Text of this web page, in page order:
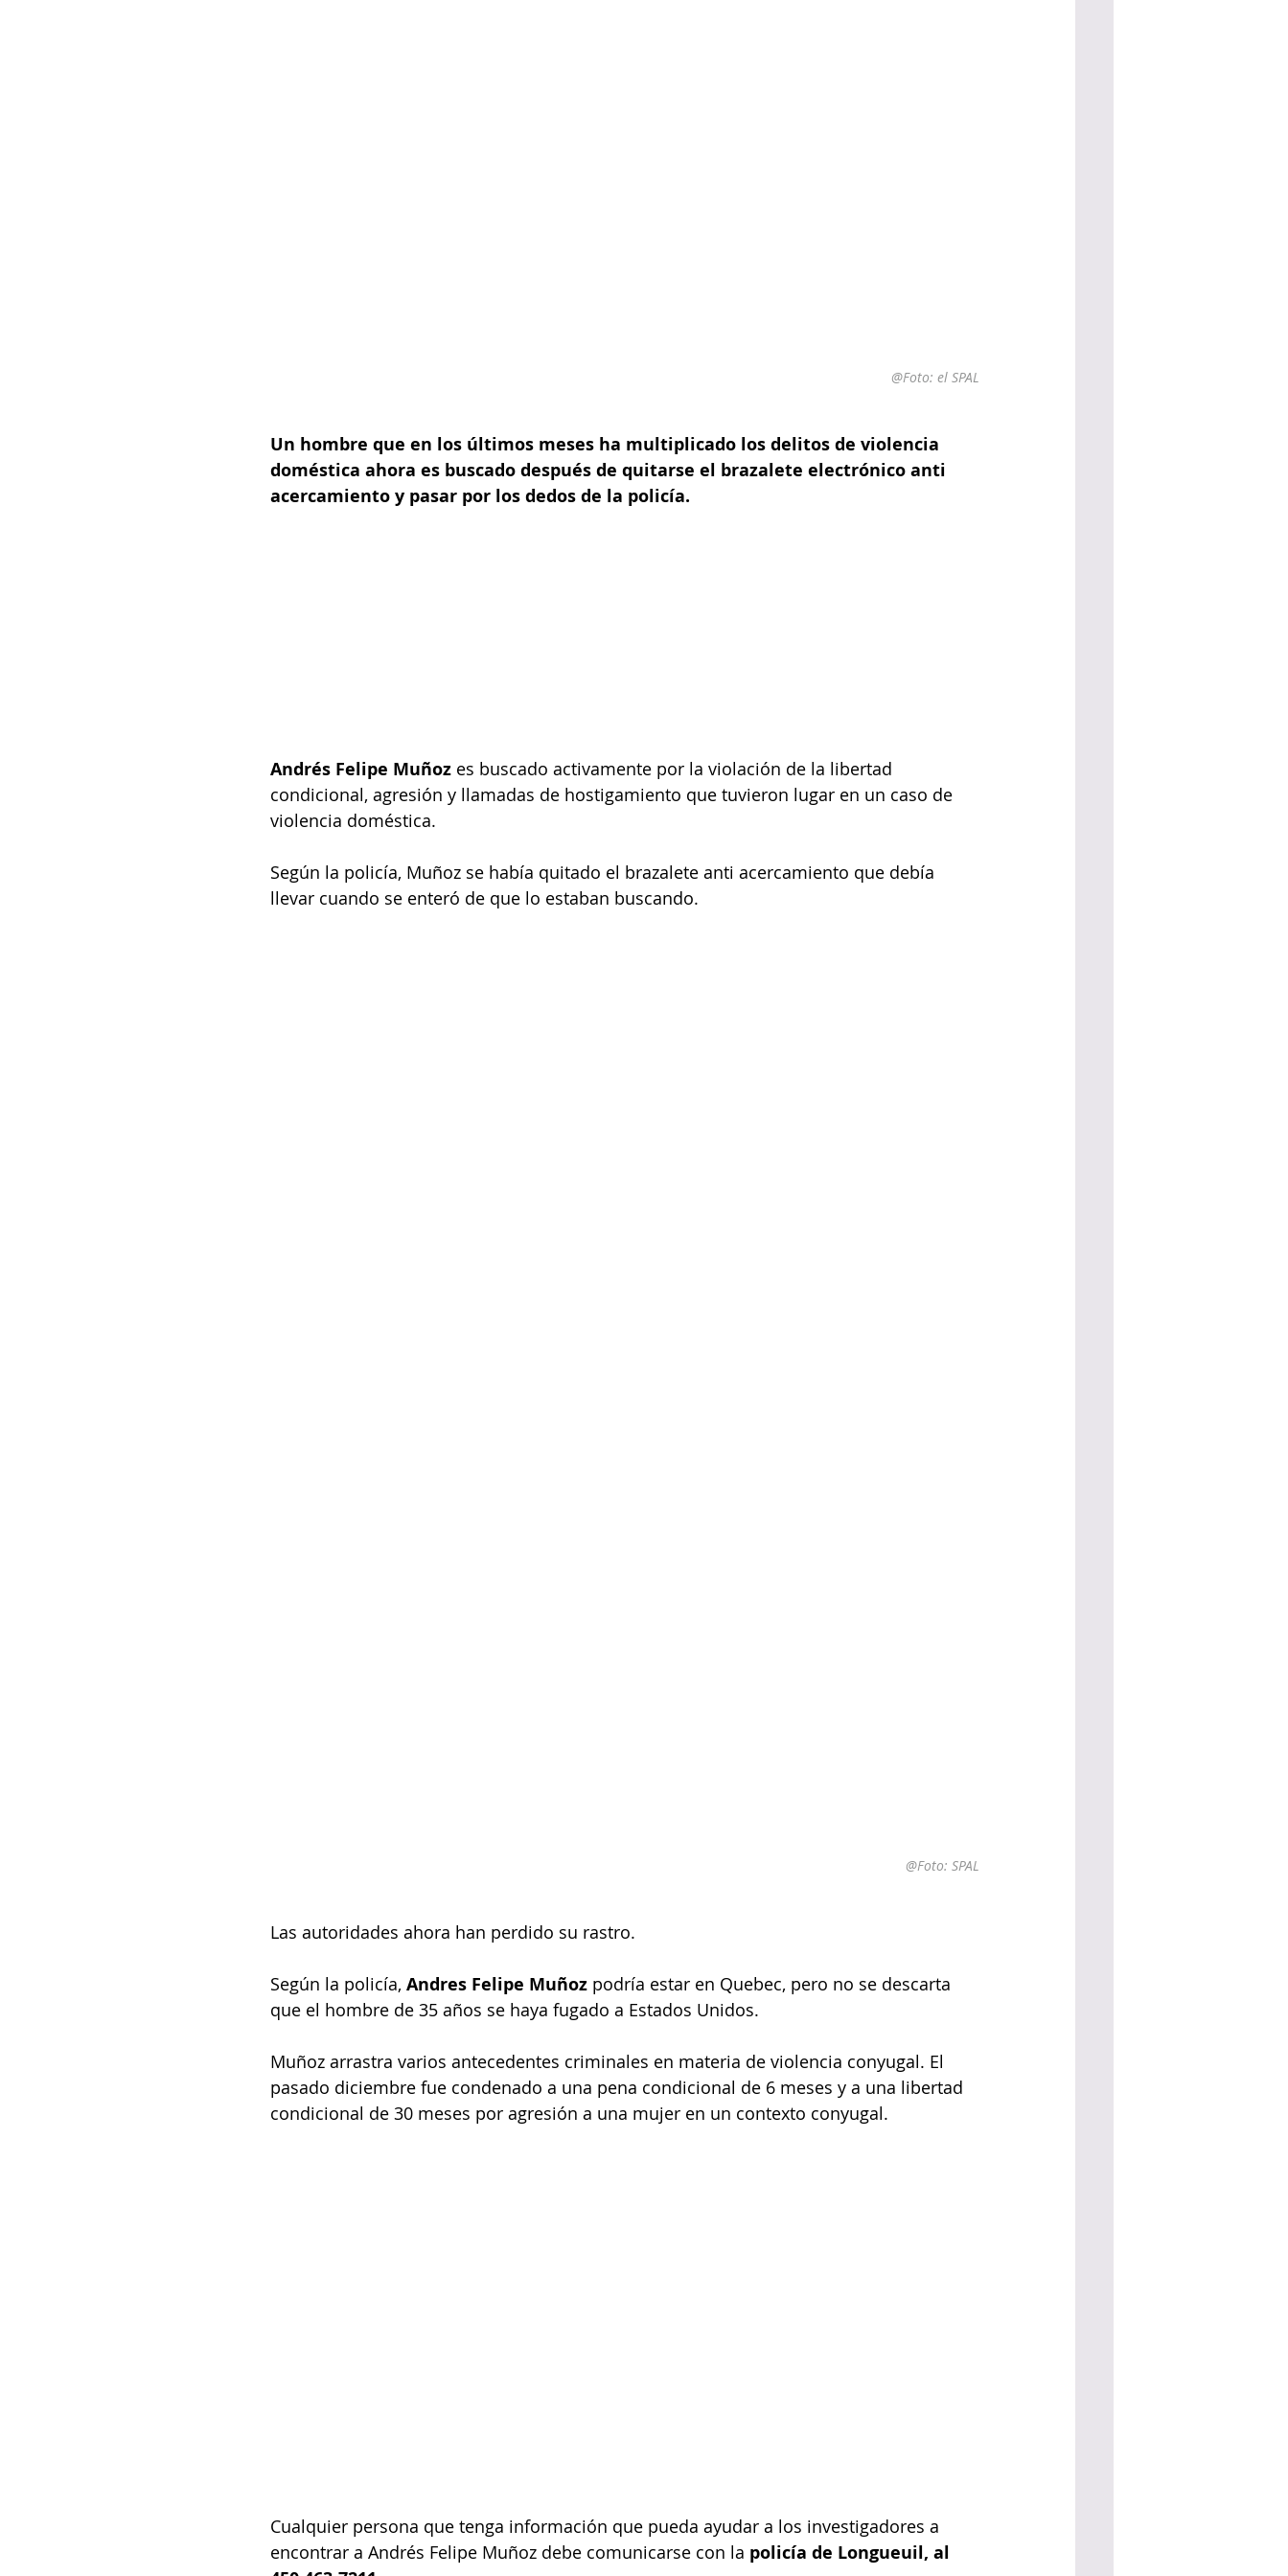
@Foto: el SPAL
Un hombre que en los últimos meses ha multiplicado los delitos de violencia
doméstica ahora es buscado después de quitarse el brazalete electrónico anti
acercamiento y pasar por los dedos de la policía.
Andrés Felipe Muñoz es buscado activamente por la violación de la libertad
condicional, agresión y llamadas de hostigamiento que tuvieron lugar en un caso de
violencia doméstica.
Según la policía, Muñoz se había quitado el brazalete anti acercamiento que debía
llevar cuando se enteró de que lo estaban buscando.
@Foto: SPAL
Las autoridades ahora han perdido su rastro.
Según la policía, Andres Felipe Muñoz podría estar en Quebec, pero no se descarta
que el hombre de 35 años se haya fugado a Estados Unidos.
Muñoz arrastra varios antecedentes criminales en materia de violencia conyugal. El
pasado diciembre fue condenado a una pena condicional de 6 meses y a una libertad
condicional de 30 meses por agresión a una mujer en un contexto conyugal.
Cualquier persona que tenga información que pueda ayudar a los investigadores a
encontrar a Andrés Felipe Muñoz debe comunicarse con la policía de Longueuil, al